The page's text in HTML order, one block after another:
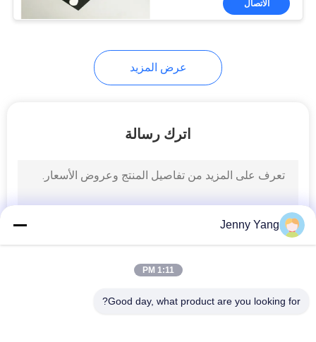
الاتصال
عرض المزيد
اترك رسالة
Jenny Yang
1:11 PM
Good day, what product are you looking for?